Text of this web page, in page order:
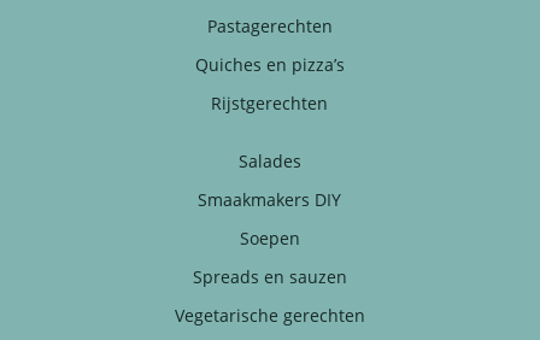
Pastagerechten
Quiches en pizza’s
Rijstgerechten
Salades
Smaakmakers DIY
Soepen
Spreads en sauzen
Vegetarische gerechten